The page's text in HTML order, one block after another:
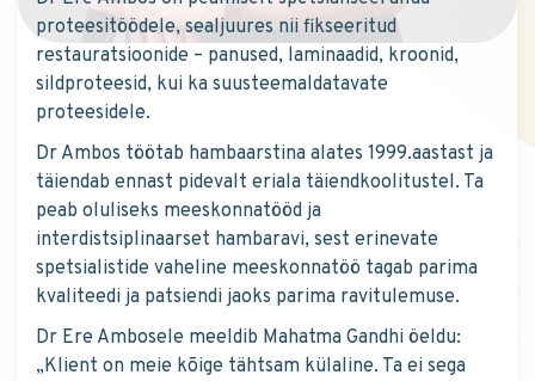
proteesitöödele, sealjuures nii fikseeritud
restauratsioonide – panused, laminaadid, kroonid,
sildproteesid, kui ka suusteemaldatavate
proteesidele.
Dr Ambos töötab hambaarstina alates 1999.aastast ja
täiendab ennast pidevalt eriala täiendkoolitustel. Ta
peab oluliseks meeskonnatööd ja
interdistsiplinaarset hambaravi, sest erinevate
spetsialistide vaheline meeskonnatöö tagab parima
kvaliteedi ja patsiendi jaoks parima ravitulemuse.
Dr Ere Ambosele meeldib Mahatma Gandhi öeldu:
„Klient on meie kõige tähtsam külaline. Ta ei sega